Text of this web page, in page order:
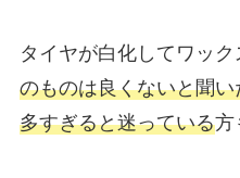
タイヤが白化してワック
のものは良くないと聞
多すぎると迷っている方